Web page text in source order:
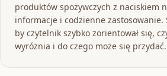
produktów spożywczych z naciskiem
informacje i codzienne zastosowanie.
by czytelnik szybko zorientował się,
wyróżnia i do czego może się przydać.